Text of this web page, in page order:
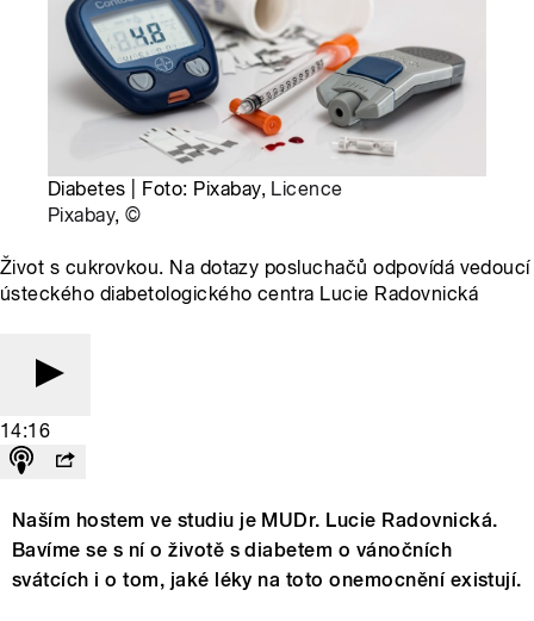
Diabetes | Foto: Pixabay, Licence
Pixabay,©
Život s cukrovkou. Na dotazy posluchačů odpovídá vedoucí
ústeckého diabetologického centra Lucie Radovnická
14:16
Naším hostem ve studiu je MUDr. Lucie Radovnická.
Bavíme se s ní o životě s diabetem o vánočních
svátcích i o tom, jaké léky na toto onemocnění existují.